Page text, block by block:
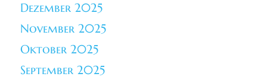
Dezember 2025
November 2025
Oktober 2025
September 2025